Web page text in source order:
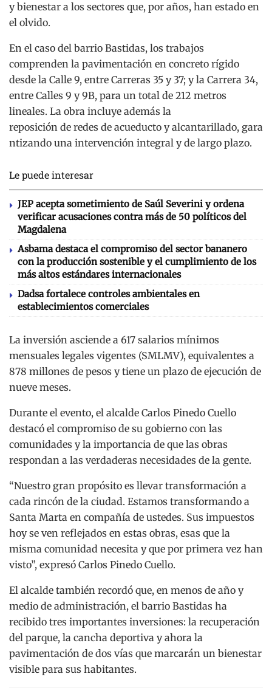
y bienestar a los sectores que, por años, han estado en
el olvido.
En el caso del barrio Bastidas, los trabajos
comprenden la pavimentación en concreto rígido
desde la Calle 9, entre Carreras 35 y 37; y la Carrera 34,
entre Calles 9 y 9B, para un total de 212 metros
lineales. La obra incluye además la
reposición de redes de acueducto y alcantarillado, gara
ntizando una intervención integral y de largo plazo.
Le puede interesar
JEP acepta sometimiento de Saúl Severini y ordena
verificar acusaciones contra más de 50 políticos del
Magdalena
Asbama destaca el compromiso del sector bananero
con la producción sostenible y el cumplimiento de los
más altos estándares internacionales
Dadsa fortalece controles ambientales en
establecimientos comerciales
La inversión asciende a 617 salarios mínimos
mensuales legales vigentes (SMLMV), equivalentes a
878 millones de pesos y tiene un plazo de ejecución de
nueve meses.
Durante el evento, el alcalde Carlos Pinedo Cuello
destacó el compromiso de su gobierno con las
comunidades y la importancia de que las obras
respondan a las verdaderas necesidades de la gente.
“Nuestro gran propósito es llevar transformación a
cada rincón de la ciudad. Estamos transformando a
Santa Marta en compañía de ustedes. Sus impuestos
hoy se ven reflejados en estas obras, esas que la
misma comunidad necesita y que por primera vez han
visto”, expresó Carlos Pinedo Cuello.
El alcalde también recordó que, en menos de año y
medio de administración, el barrio Bastidas ha
recibido tres importantes inversiones: la recuperación
del parque, la cancha deportiva y ahora la
pavimentación de dos vías que marcarán un bienestar
visible para sus habitantes.